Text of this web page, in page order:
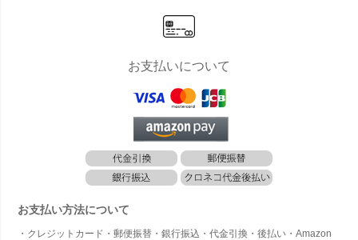
お支払いについて
お支払い方法について
・クレジットカード・郵便振替・銀行振込・代金引換・後払い・Amazon